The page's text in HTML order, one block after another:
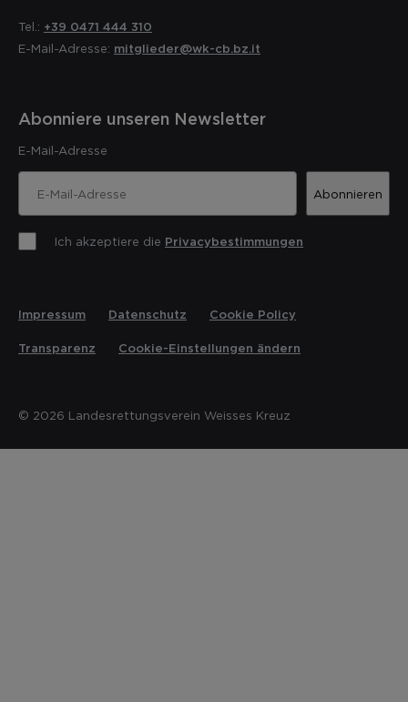
Tel.: +39 0471 444 310
E-Mail-Adresse: mitglieder@wk-cb.bz.it
Abonniere unseren Newsletter
E-Mail-Adresse
Abonnieren
Ich akzeptiere die Privacybestimmungen
© 2026 Landesrettungsverein Weisses Kreuz
Impressum Datenschutz Cookie Policy
Transparenz Cookie-Einstellungen ändern